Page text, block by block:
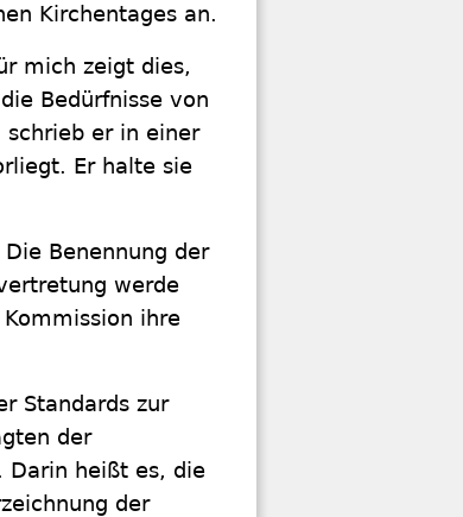
Kirchentages an.
mich zeigt dies,
Bedürfnisse von
schrieb er in einer
Er halte sie
Benennung der
werde
ihre
Standards zur
der
Darin heißt es, die
der